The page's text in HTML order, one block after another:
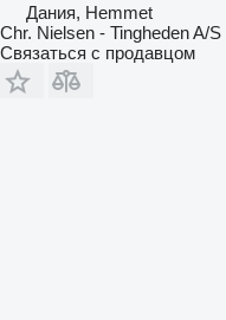
Дания, Hemmet
Chr. Nielsen - Tingheden A/S
Связаться с продавцом